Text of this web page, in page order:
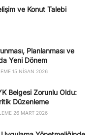
ve Konut Talebi
Planlanması ve
Yeni Dönem
15 NISAN 2026
Belgesi Zorunlu Oldu:
Düzenleme
26 MART 2026